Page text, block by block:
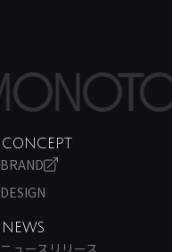
CONCEPT
BRAND
DESIGN
NEWS
ニュースリリース